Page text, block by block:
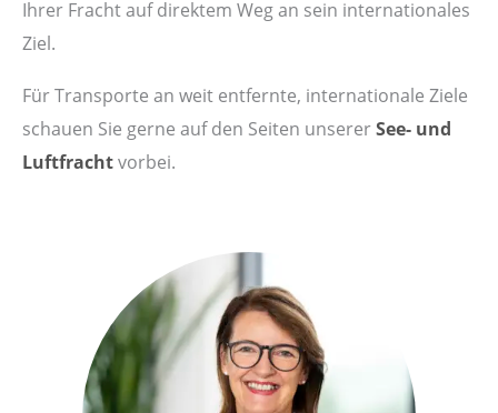
Ihrer Fracht auf direktem Weg an sein internationales
Ziel.
Für Transporte an weit entfernte, internationale Ziele
schauen Sie gerne auf den Seiten unsererSee- und
Luftfrachtvorbei.